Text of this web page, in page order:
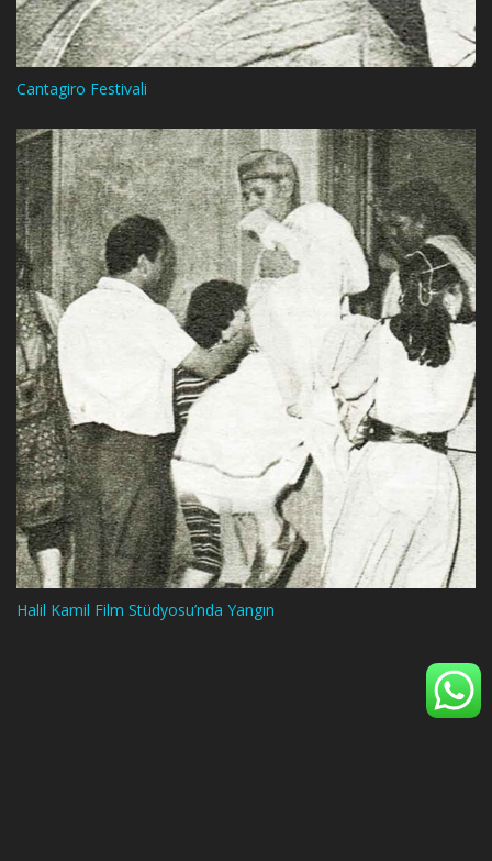
Cantagiro Festivali
Halil Kamil Film Stüdyosu’nda Yangın